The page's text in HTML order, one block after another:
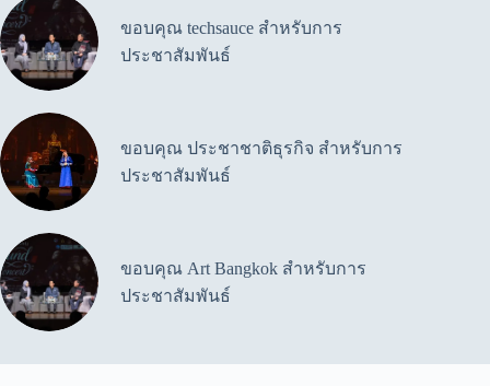
ขอบคุณ techsauce สำหรับการ
ประชาสัมพันธ์
ขอบคุณ ประชาชาติธุรกิจ สำหรับการ
ประชาสัมพันธ์
ขอบคุณ Art Bangkok สำหรับการ
ประชาสัมพันธ์